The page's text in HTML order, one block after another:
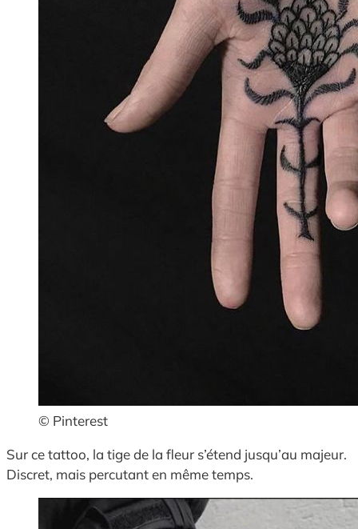
© Pinterest
Sur ce tattoo, la tige de la fleur s’étend jusqu’au majeur.
Discret, mais percutant en même temps.